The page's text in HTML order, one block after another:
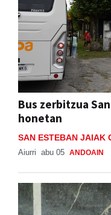
Bus zerbitzua
honetan
SAN ESTEBAN JAIAK
Aiurri abu 05 ANDOAIN